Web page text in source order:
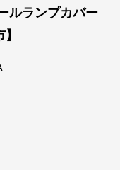
ルランプカバー